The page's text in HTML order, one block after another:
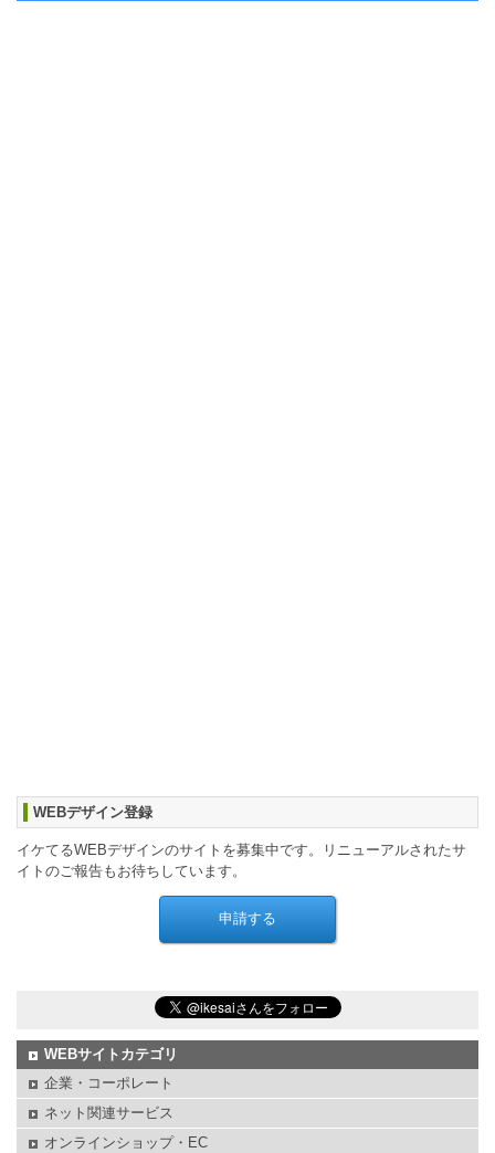
WEBデザイン登録
イケてるWEBデザインのサイトを募集中です。リニューアルされたサ
イトのご報告もお待ちしています。
WEBサイトカテゴリ
企業・コーポレート
ネット関連サービス
オンラインショップ・EC